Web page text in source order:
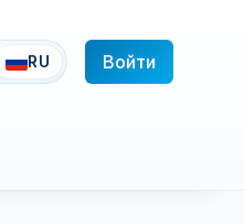
RU Войти